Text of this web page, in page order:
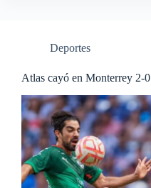
Deportes
Atlas cayó en Monterrey 2-0